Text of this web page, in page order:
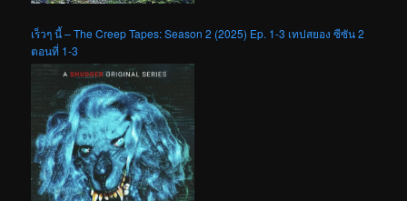
เร็วๆ นี้ – The Creep Tapes: Season 2 (2025) Ep. 1-3 เทปสยอง ซีซัน 2
ตอนที่ 1-3